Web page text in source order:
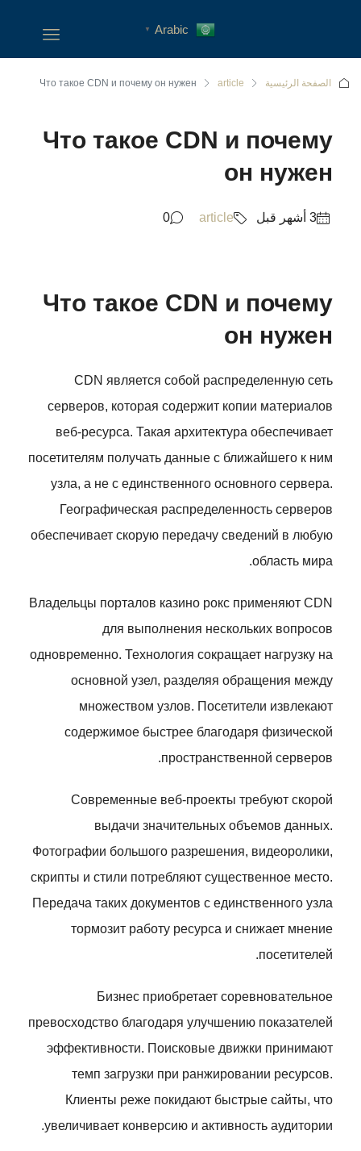
Arabic
▼
الصفحة الرئيسية article
Что такое CDN и почему он нужен
Что такое CDN и почему
он нужен
article
0
Что такое CDN и почему
он нужен
CDN является собой распределенную сеть
серверов, которая содержит копии материалов
веб-ресурса. Такая архитектура обеспечивает
посетителям получать данные с ближайшего к ним
узла, а не с единственного основного сервера.
Географическая распределенность серверов
обеспечивает скорую передачу сведений в любую
область мира.
Владельцы порталов казино рокс применяют CDN
для выполнения нескольких вопросов
одновременно. Технология сокращает нагрузку на
основной узел, разделяя обращения между
множеством узлов. Посетители извлекают
содержимое быстрее благодаря физической
пространственной серверов.
Современные веб-проекты требуют скорой
выдачи значительных объемов данных.
Фотографии большого разрешения, видеоролики,
скрипты и стили потребляют существенное место.
Передача таких документов с единственного узла
тормозит работу ресурса и снижает мнение
посетителей.
Бизнес приобретает соревновательное
превосходство благодаря улучшению показателей
эффективности. Поисковые движки принимают
темп загрузки при ранжировании ресурсов.
Клиенты реже покидают быстрые сайты, что
увеличивает конверсию и активность аудитории.